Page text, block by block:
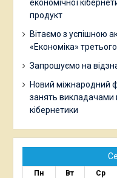
економічної
продукт
Вітаємо з успішною
«Економіка»
Запрошуємо на
Новий міжнародний
занять викладачами
кібернетики
Пн Вт Ср